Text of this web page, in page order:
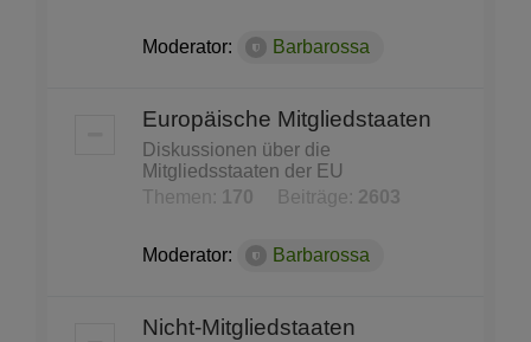
Moderator: Barbarossa
Europäische Mitgliedstaaten
Diskussionen über die
Mitgliedsstaaten der EU
Themen:
170 Beiträge: 2603
Moderator: Barbarossa
Nicht-Mitgliedstaaten